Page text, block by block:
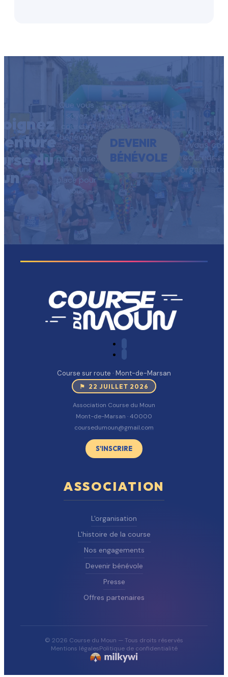
du
Que vous
soyez
coureur,
bénévole
ou
partenaire,
il y a une
place pour
vous.
DEVENIR
BÉNÉVOLE
Ou
vous
coureur
Course sur route · Mont-de-Marsan
⚑ 22 JUILLET 2026
Association Course du Moun
Mont-de-Marsan · 40000
coursedumoun@gmail.com
S'INSCRIRE
ASSOCIATION
L'organisation
L'histoire de la course
Nos engagements
Devenir bénévole
Presse
Offres partenaires
© 2026 Course du Moun — Tous droits réservés
Mentions légalesPolitique de confidentialité